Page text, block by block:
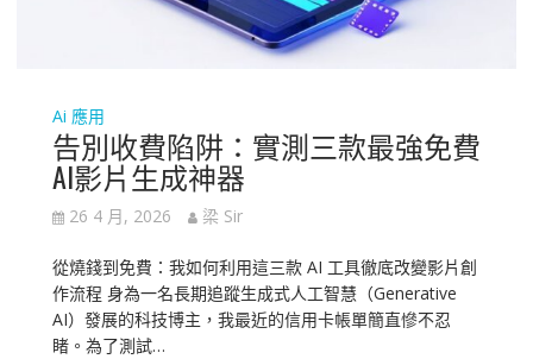
Ai 應用
告別收費陷阱：實測三款最強免費
AI影片生成神器
26 4 月, 2026 梁 Sir
從燒錢到免費：我如何利用這三款 AI 工具徹底改變影片創
作流程 身為一名長期追蹤生成式人工智慧（Generative
AI）發展的科技博主，我最近的信用卡帳單簡直慘不忍
睹。為了測試…